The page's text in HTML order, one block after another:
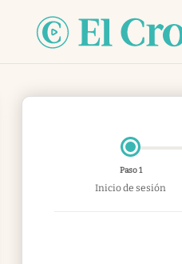
Paso 1
Inicio de sesión